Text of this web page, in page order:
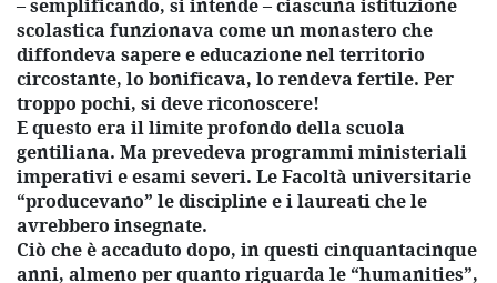
– semplificando, si intende – ciascuna istituzione
scolastica funzionava come un monastero che
diffondeva sapere e educazione nel territorio
circostante, lo bonificava, lo rendeva fertile. Per
troppo pochi, si deve riconoscere!
E questo era il limite profondo della scuola
gentiliana. Ma prevedeva programmi ministeriali
imperativi e esami severi. Le Facoltà universitarie
“producevano” le discipline e i laureati che le
avrebbero insegnate.
Ciò che è accaduto dopo, in questi cinquantacinque
anni, almeno per quanto riguarda le “humanities”,